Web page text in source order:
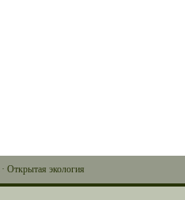
· Открытая экология